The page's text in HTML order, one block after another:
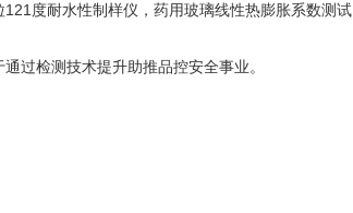
度耐水性制样仪，药用玻璃线性热膨胀系数测试
过检测技术提升助推品控安全事业。